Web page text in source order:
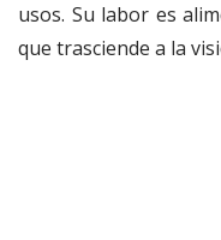
usos. Su labor es
que trasciende a la